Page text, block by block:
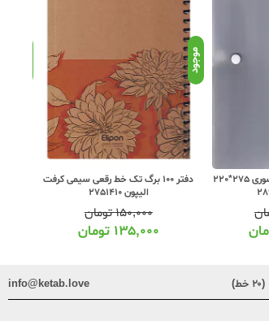
دفتر 100 برگ تک خط کلاسوری 275*220
موجود
دفتر 100 برگ تک خط رقعی سیمی کرفت
الیپون 2751410
۱۵۰,۰۰۰تومان
۱۳۵,۰۰۰ تومان
info@ketab.love